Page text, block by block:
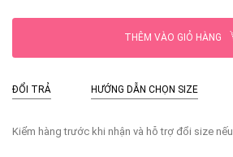
THÊM VÀO GIỎ HÀNG
ĐỔI TRẢ HƯỚNG DẪN CHỌN SIZE
Kiểm hàng trước khi nhận và hỗ trợ đổi size